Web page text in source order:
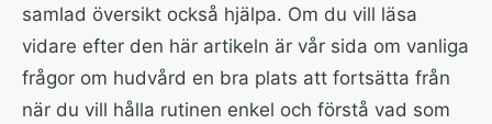
samlad översikt också hjälpa. Om du vill läsa
vidare efter den här artikeln är vår sida om vanliga
frågor om hudvård en bra plats att fortsätta från
när du vill hålla rutinen enkel och förstå vad som